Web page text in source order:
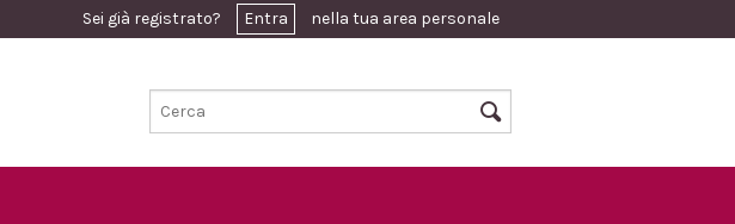
Sei già registrato? Entra nella tua area personale